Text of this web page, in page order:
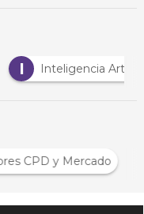
M Mercado
Servidores CPD y